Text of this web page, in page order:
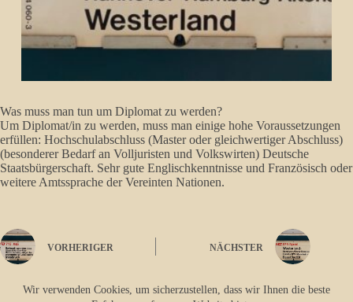
Wir verwenden Cookies, um sicherzustellen, dass wir Ihnen die beste
Was muss man tun um Diplomat zu werden?
Um Diplomat/in zu werden, muss man einige hohe Voraussetzungen
erfüllen: Hochschulabschluss (Master oder gleichwertiger Abschluss)
(besonderer Bedarf an Volljuristen und Volkswirten) Deutsche
Staatsbürgerschaft. Sehr gute Englischkenntnisse und Französisch oder
weitere Amtssprache der Vereinten Nationen.
VORHERIGER NÄCHSTER